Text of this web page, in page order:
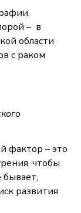
– в
области
с раком
фактор – это
чтобы
бывает,
развития